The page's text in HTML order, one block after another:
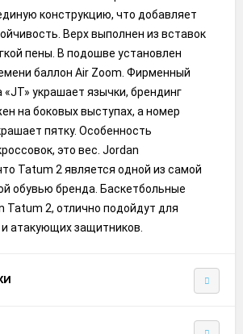
конструкцию, что добавляет
Верх выполнен из вставок
пены. В подошве установлен
баллон Air Zoom. Фирменный
«JT» украшает язычки, брендинг
на боковых выступах, а номер
пятку. Особенность
это вес. Jordan
Tatum 2 является одной из самой
обувью бренда. Баскетбольные
Tatum 2, отлично подойдут для
атакующих защитников.